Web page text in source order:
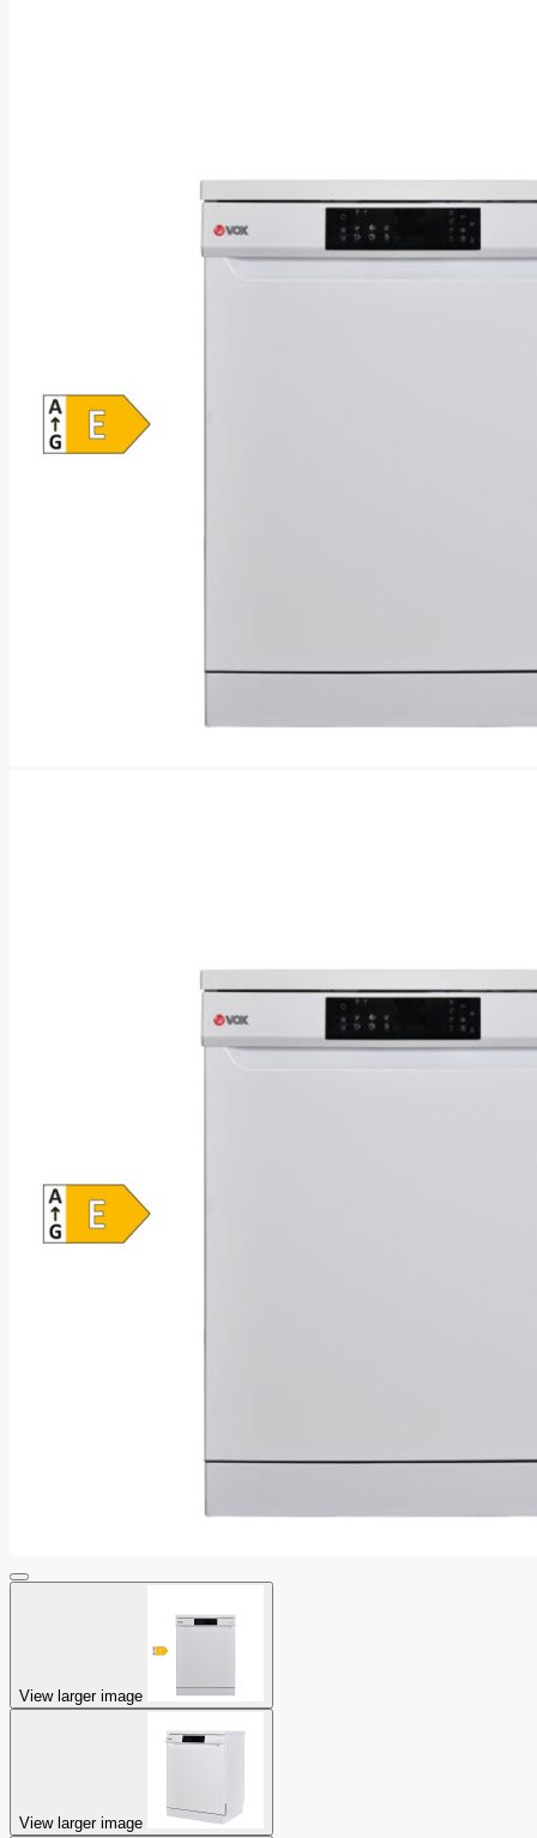
View larger image
View larger image